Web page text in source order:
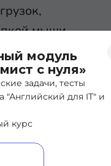
модуль
с нуля»
задачи, тесты
"Английский для IT" и
курс
мыши
выберите